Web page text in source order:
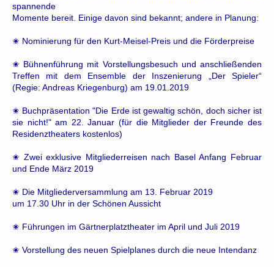
spannende
Momente bereit. Einige davon sind bekannt; andere in Planung:
✬ Nominierung für den Kurt-Meisel-Preis und die Förderpreise
✬ Bühnenführung mit Vorstellungsbesuch und anschließenden
Treffen mit dem Ensemble der Inszenierung „Der Spieler“
(Regie: Andreas Kriegenburg) am 19.01.2019
✬ Buchpräsentation "Die Erde ist gewaltig schön, doch sicher ist
sie nicht!" am 22. Januar (für die Mitglieder der Freunde des
Residenztheaters kostenlos)
✬ Zwei exklusive Mitgliederreisen nach Basel Anfang Februar
und Ende März 2019
✬ Die Mitgliederversammlung am 13. Februar 2019
um 17.30 Uhr in der Schönen Aussicht
✬ Führungen im Gärtnerplatztheater im April und Juli 2019
✬ Vorstellung des neuen Spielplanes durch die neue Intendanz